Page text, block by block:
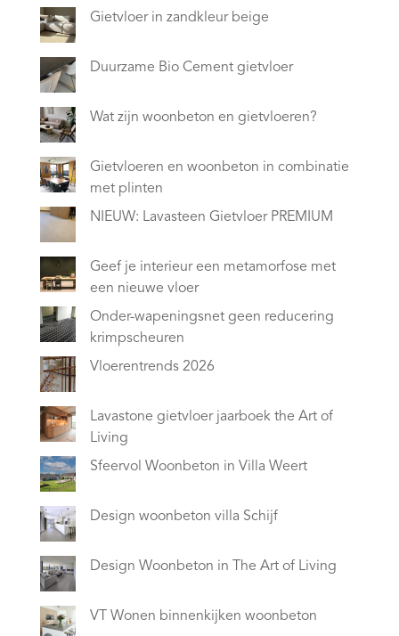
Gietvloer in zandkleur beige
Duurzame Bio Cement gietvloer
Wat zijn woonbeton en gietvloeren?
Gietvloeren en woonbeton in combinatie
met plinten
NIEUW: Lavasteen Gietvloer PREMIUM
Geef je interieur een metamorfose met
een nieuwe vloer
Onder-wapeningsnet geen reducering
krimpscheuren
Vloerentrends 2026
Lavastone gietvloer jaarboek the Art of
Living
Sfeervol Woonbeton in Villa Weert
Design woonbeton villa Schijf
Design Woonbeton in The Art of Living
VT Wonen binnenkijken woonbeton